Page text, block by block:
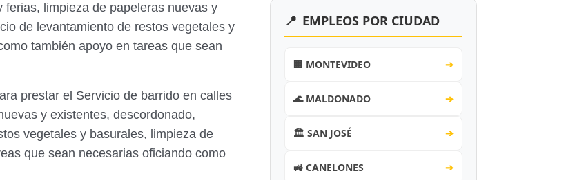
limpieza de papeleras nuevas y
de levantamiento de restos vegetales y
también apoyo en tareas que sean
prestar el Servicio de barrido en calles
y existentes, descordonado,
vegetales y basurales, limpieza de
que sean necesarias oficiando como
📍 EMPLEOS POR CIUDAD
🏢 MONTEVIDEO ➔
🌊 MALDONADO ➔
🏛️ SAN JOSÉ ➔
🚜 CANELONES ➔